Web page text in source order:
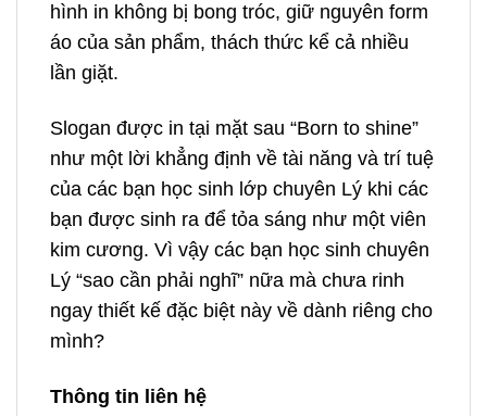
hình in không bị bong tróc, giữ nguyên form
áo của sản phẩm, thách thức kể cả nhiều
lần giặt.
Slogan được in tại mặt sau “Born to shine”
như một lời khẳng định về tài năng và trí tuệ
của các bạn học sinh lớp chuyên Lý khi các
bạn được sinh ra để tỏa sáng như một viên
kim cương. Vì vậy các bạn học sinh chuyên
Lý “sao cần phải nghĩ” nữa mà chưa rinh
ngay thiết kế đặc biệt này về dành riêng cho
mình?
Thông tin liên hệ